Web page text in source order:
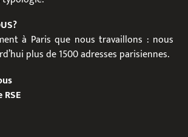
à Paris que nous travaillons : nous
plus de 1500 adresses parisiennes.